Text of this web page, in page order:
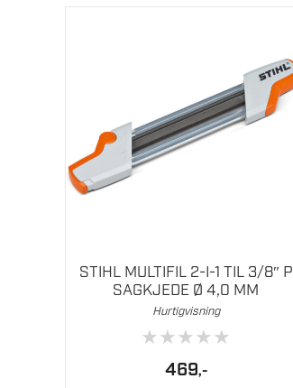
STIHL MULTIFIL 2-I-1 TIL 3/8″ P
SAGKJEDE Ø 4,0 MM
Hurtigvisning
★★★★★
469,-